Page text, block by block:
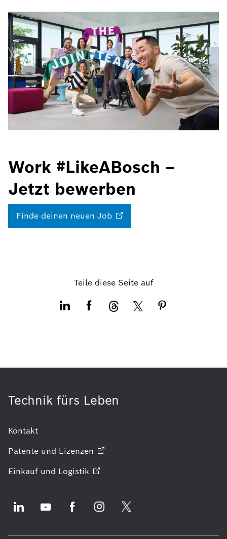
Work #LikeABosch –
Jetzt bewerben
Finde deinen neuen Job
Teile diese Seite auf
Technik fürs Leben
Kontakt
Patente und Lizenzen
Einkauf und Logistik